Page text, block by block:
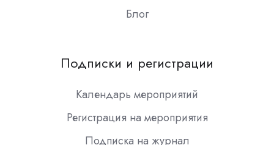
Блог
Подписки и регистрации
Календарь мероприятий
Регистрация на мероприятия
Подписка на журнал